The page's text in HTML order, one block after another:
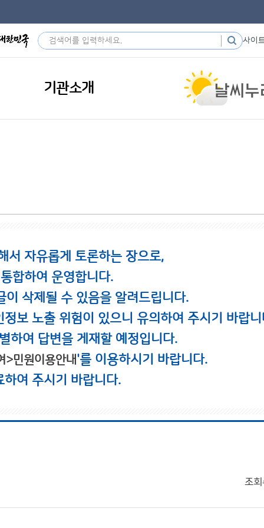
사이
기관소개
서 자유롭게 토론하는 장으로,
합하여 운영합니다.
삭제될 수 있음을 알려드립니다.
보 노출 위험이 있으니 유의하여 주시기 바랍니
하여 답변을 게재할 예정입니다.
>민원이용안내'를 이용하시기 바랍니다.
여 주시기 바랍니다.
조회